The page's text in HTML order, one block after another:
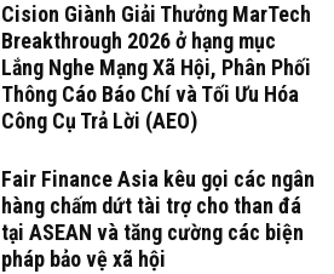
Cision Giành Giải Thưởng MarTech
Breakthrough 2026 ở hạng mục
Lắng Nghe Mạng Xã Hội, Phân Phối
Thông Cáo Báo Chí và Tối Ưu Hóa
Công Cụ Trả Lời (AEO)
Fair Finance Asia kêu gọi các ngân
hàng chấm dứt tài trợ cho than đá
tại ASEAN và tăng cường các biện
pháp bảo vệ xã hội